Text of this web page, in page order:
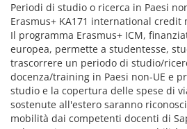
Periodi di studio o ricerca in Paesi
Erasmus+ KA171 international credit
Il programma Erasmus+ ICM,
europea, permette a studentesse,
trascorrere un periodo di studio/
docenza/training in Paesi non-UE e
studio e la copertura delle spese di
sostenute all'estero saranno
mobilità dai competenti docenti di